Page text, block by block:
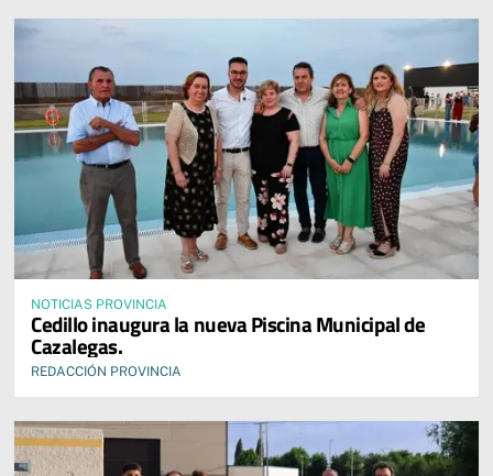
NOTICIAS PROVINCIA
Cedillo inaugura la nueva Piscina Municipal de
Cazalegas.
REDACCIÓN PROVINCIA